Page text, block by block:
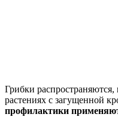
Грибки
растениях с загущенной
профилактики